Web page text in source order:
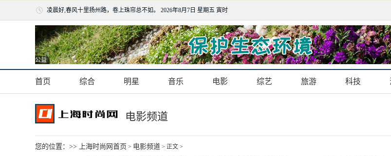
凌晨好,春风十里扬州路，卷上珠帘总不如。 2026年8月7日 星期五 寅时
公益
首页 综合 明星 音乐 电影 综艺 旅游 科技
电影频道
您的位置：>> 上海时尚网首页 > 电影频道 > 正文 >